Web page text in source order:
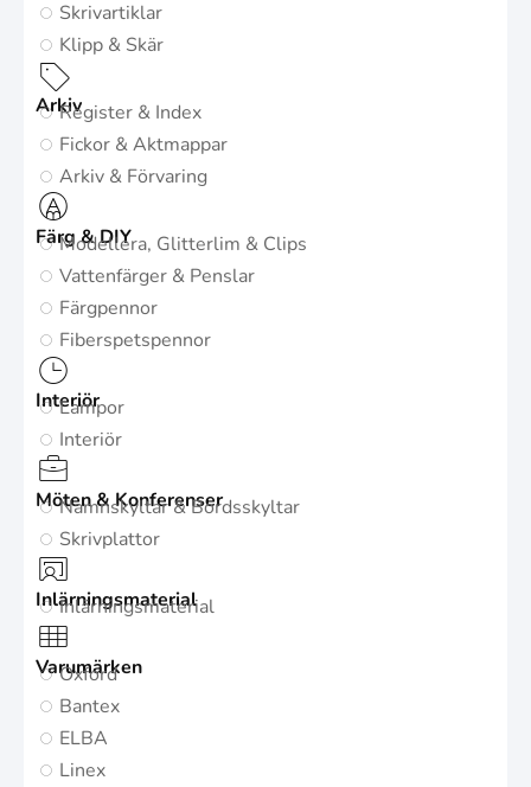
Skrivartiklar
Klipp & Skär
ArkivRegister & Index
Fickor & Aktmappar
Arkiv & Förvaring
Färg & DIY
Modellera, Glitterlim & Clips
Vattenfärger & Penslar
Färgpennor
Fiberspetspennor
Interiör
Lampor
Interiör
Möten & Konferenser
Namnskyltar & Bordsskyltar
Skrivplattor
Inlärningsmaterial
Inlärningsmaterial
Varumärken
Oxford
Bantex
ELBA
Linex